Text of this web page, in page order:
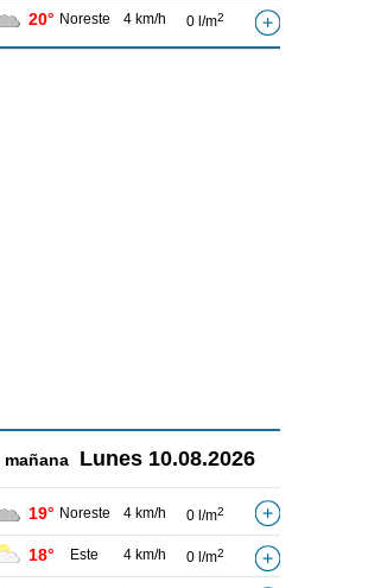
20° Noreste 4 km/h 0 l/m2
mañana Lunes 10.08.2026
19° Noreste 4 km/h 0 l/m2
18° Este 4 km/h 0 l/m2